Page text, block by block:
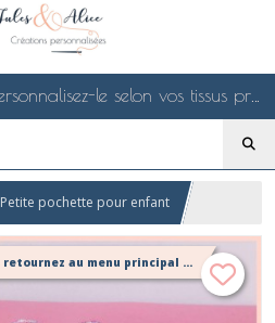
Choisissez un modèle et personnalisez-le selon vos tissus préférés de mes collections en ligne, je le confectionnerai selon vos souhaits
Petite pochette pour enfant
Cet article n'est plus proposé, retournez au menu principal ou contactez moi!